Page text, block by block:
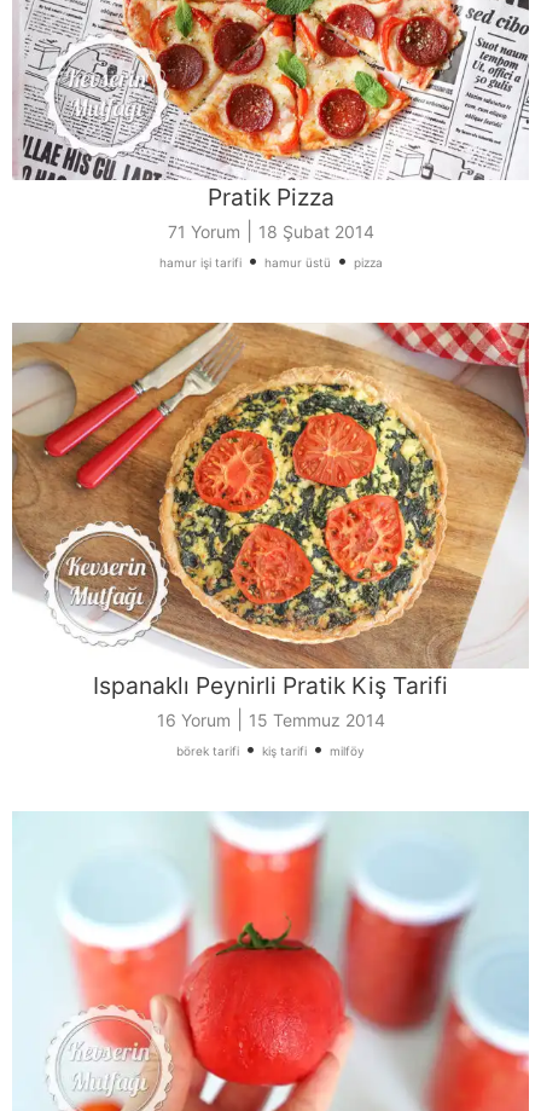
Pratik Pizza
71 Yorum 18 Şubat 2014
hamur işi tarifi• hamur üstü • pizza
Ispanaklı Peynirli Pratik Kiş Tarifi
16 Yorum 15 Temmuz 2014
börek tarifi • kiş tarifi • milföy